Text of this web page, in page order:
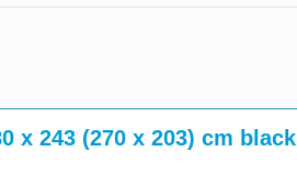
x 243 (270 x 203) cm black